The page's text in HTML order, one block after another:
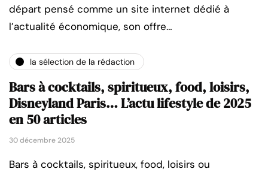
départ pensé comme un site internet dédié à
l’actualité économique, son offre…
la sélection de la rédaction
Bars à cocktails, spiritueux, food, loisirs,
Disneyland Paris… L’actu lifestyle de 2025
en 50 articles
30 décembre 2025
Bars à cocktails, spiritueux, food, loisirs ou